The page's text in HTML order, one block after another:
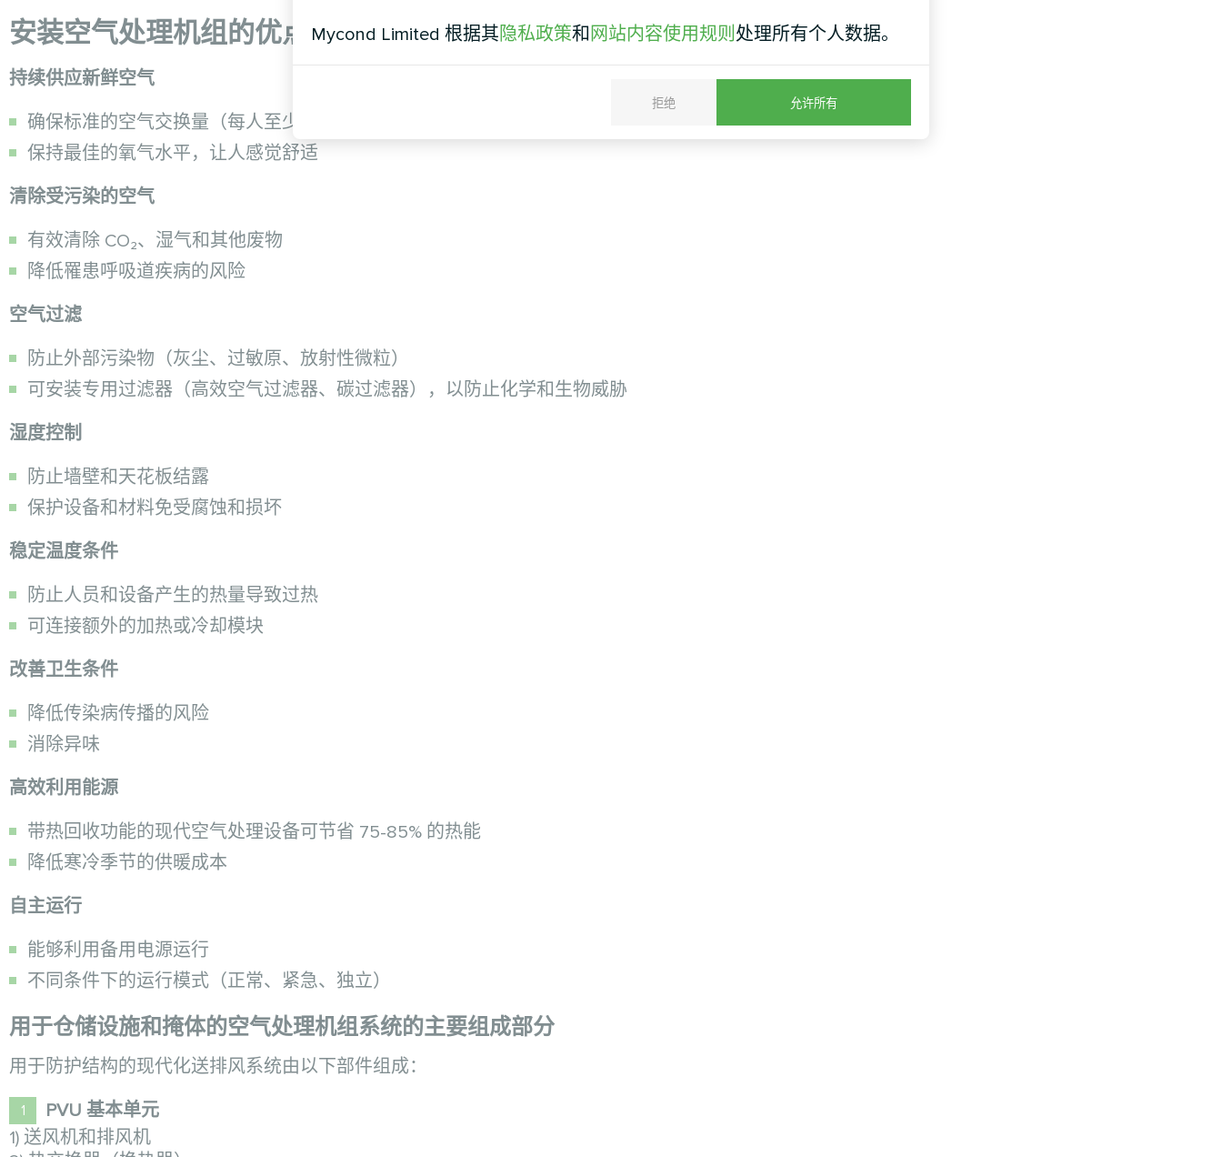
安装空气处理机组的优点：
持续供应新鲜空气
确保标准的空气交换量（每人至少 10 立方米/小时）
保持最佳的氧气水平，让人感觉舒适
清除受污染的空气
有效清除 CO₂、湿气和其他废物
降低罹患呼吸道疾病的风险
空气过滤
防止外部污染物（灰尘、过敏原、放射性微粒）
可安装专用过滤器（高效空气过滤器、碳过滤器），以防止化学和生物威胁
湿度控制
防止墙壁和天花板结露
保护设备和材料免受腐蚀和损坏
稳定温度条件
防止人员和设备产生的热量导致过热
可连接额外的加热或冷却模块
改善卫生条件
降低传染病传播的风险
消除异味
高效利用能源
带热回收功能的现代空气处理设备可节省 75-85% 的热能
降低寒冷季节的供暖成本
自主运行
能够利用备用电源运行
不同条件下的运行模式（正常、紧急、独立）
用于仓储设施和掩体的空气处理机组系统的主要组成部分
用于防护结构的现代化送排风系统由以下部件组成：
PVU 基本单元
1) 送风机和排风机
Mycond Limited 根据其隐私政策和 网站内容使用规则 处理所有个人数据。
拒绝 允许所有